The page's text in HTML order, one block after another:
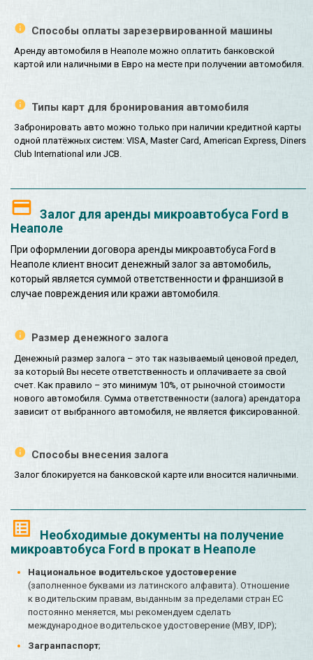
Способы оплаты зарезервированной машины
Аренду автомобиля в Неаполе можно оплатить банковской
картой или наличными в Евро на месте при получении автомобиля.
Типы карт для бронирования автомобиля
Забронировать авто можно только при наличии кредитной карты
одной платёжных систем: VISA, Master Card, American Express, Diners
Club International или JCB.
Залог для аренды микроавтобуса Ford в
Неаполе
При оформлении договора аренды микроавтобуса Ford в
Неаполе клиент вносит денежный залог за автомобиль,
который является суммой ответственности и франшизой в
случае повреждения или кражи автомобиля.
Размер денежного залога
Денежный размер залога – это так называемый ценовой предел,
за который Вы несете ответственность и оплачиваете за свой
счет. Как правило – это минимум 10%, от рыночной стоимости
нового автомобиля. Сумма ответственности (залога) арендатора
зависит от выбранного автомобиля, не является фиксированной.
Способы внесения залога
Залог блокируется на банковской карте или вносится наличными.
Необходимые документы на получение
микроавтобуса Ford в прокат в Неаполе
Национальное водительское удостоверение
(заполненное буквами из латинского алфавита). Отношение
к водительским правам, выданным за пределами стран ЕС
постоянно меняется, мы рекомендуем сделать
международное водительское удостоверение (МВУ, IDP);
Загранпаспорт;